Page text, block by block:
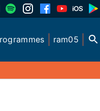
ram05